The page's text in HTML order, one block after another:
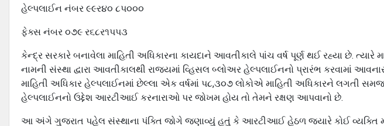
હેલ્પલાઈન નંબર ૯૯ર૪૦ ૮પ૦૦૦
ફેક્સ નંબર ૦૭૯ ર૬૮ર૧પપ૩
કેન્દ્ર સરકારે બનાવેલા માહિતી અધિકારના કાયદાને આવતીકાલે પાંચ વર્ષ પૂર્ણ થઈ રહ્યા છે. ત્યારે
નામની સંસ્થા દ્વારા આવતીકાલથી રાજ્યમાં વ્હિસલ બ્લોઅર હેલ્પલાઈનનો પ્રારંભ કરવામાં
માહિતી અધિકાર હેલ્પલાઈનમાં છેલ્લા એક વર્ષમાં પ૮,૩૦૭ લોકોએ માહિતી અધિકારને લગતી
હેલ્પલાઈનનો ઉદ્દેશ આરટીઆઈ કરનારાઓ પર જોખમ હોય તો તેમને રક્ષણ આપવાનો છે.
આ અંગે ગુજરાત પહેલ સંસ્થાના પંક્તિ જોગે જણાવ્યું હતું કે આરટીઆઈ હેઠળ જ્યારે કોઈ વ્યક્તિ